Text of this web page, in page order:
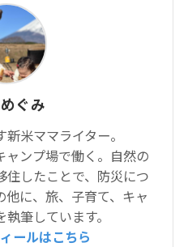
ぐみ
米ママライター。
ンプ場で働く。自然の
住したことで、防災につ
に、旅、子育て、キャ
筆しています。
ールはこちら